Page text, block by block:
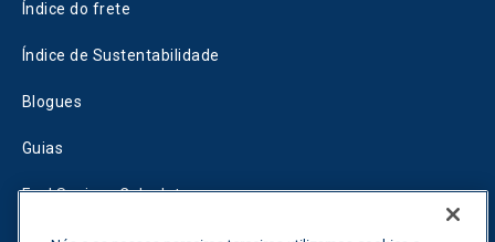
Índice do frete
Índice de Sustentabilidade
Blogues
Guias
Fuel Savings Calculator